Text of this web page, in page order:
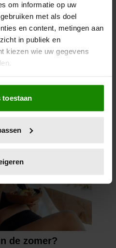
om informatie op uw
met als doel
en content, metingen aan
in publiek en
kiezen wie uw gegevens
ook graag:
over uw geografische
meter nauwkeurig kan zijn
(fingerprinting)
in het
en advertenties te
voor social media te bieden
analyseren. Ook delen we
onze site met onze
toestaan